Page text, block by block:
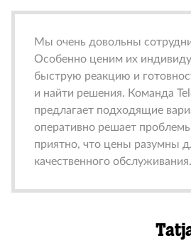
Мы очень довольны
Особенно ценим их
быструю реакцию и
и найти решения. Команда
предлагает подходящие
оперативно решает
приятно, что цены разумны
качественного обслуживания.